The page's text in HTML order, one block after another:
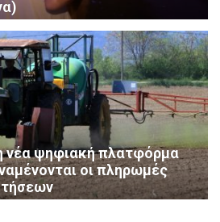
νέα ψηφιακή πλατφόρμα
οι πληρωμές